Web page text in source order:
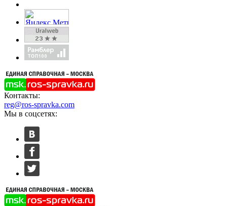
Контакты:
reg@ros-spravka.com
Мы в соцсетях: